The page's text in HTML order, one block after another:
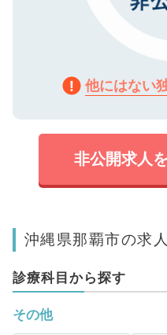
他にはない
非公開求人
沖縄県那覇市の求
診療科目から探す
その他